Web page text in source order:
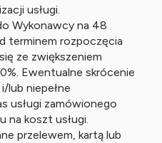
usługi.
Wykonawcy na 48
terminem rozpoczęcia
ze zwiększeniem
Ewentualne skrócenie
lub niepełne
usługi zamówionego
na koszt usługi.
przelewem, kartą lub